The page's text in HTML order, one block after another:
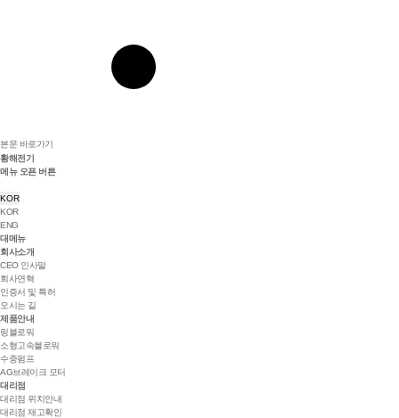
본문 바로가기
황해전기
메뉴 오픈 버튼
KOR
KOR
ENG
대메뉴
회사소개
CEO 인사말
회사연혁
인증서 및 특허
오시는 길
제품안내
링블로워
소형고속블로워
수중펌프
AG브레이크 모터
대리점
대리점 위치안내
대리점 재고확인